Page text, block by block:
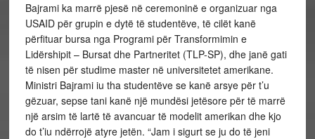
Bajrami ka marrë pjesë në ceremoninë e organizuar nga
USAID për grupin e dytë të studentëve, të cilët kanë
përfituar bursa nga Programi për Transformimin e
Lidërshipit – Bursat dhe Partneritet (TLP-SP), dhe janë gati
të nisen për studime master në universitetet amerikane.
Ministri Bajrami iu tha studentëve se kanë arsye për t’u
gëzuar, sepse tani kanë një mundësi jetësore për të marrë
një arsim të lartë të avancuar të modelit amerikan dhe kjo
do t’iu ndërrojë atyre jetën. “Jam i sigurt se ju do të jeni